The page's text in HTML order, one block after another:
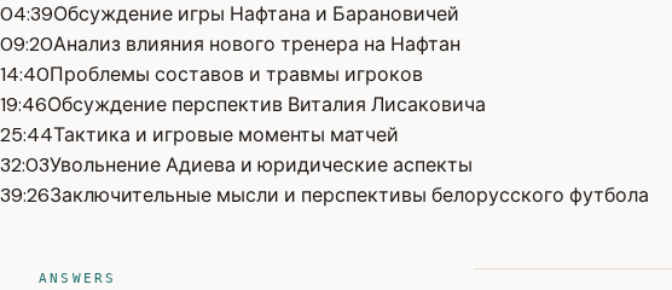
04:39Обсуждение игры Нафтана и Барановичей
09:20Анализ влияния нового тренера на Нафтан
14:40Проблемы составов и травмы игроков
19:46Обсуждение перспектив Виталия Лисаковича
25:44Тактика и игровые моменты матчей
32:03Увольнение Адиева и юридические аспекты
39:26Заключительные мысли и перспективы белорусского футбола
ANSWERS